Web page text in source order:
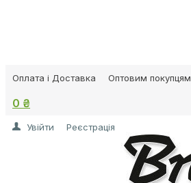
Оплата і Доставка Оптовим покупцям
0 ₴
Увійти Реєстрація